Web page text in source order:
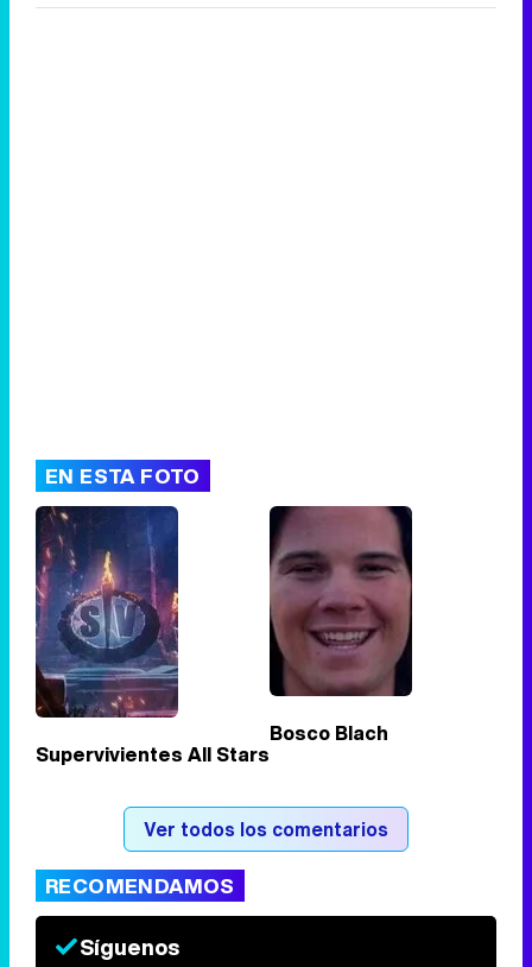
EN ESTA FOTO
Supervivientes All Stars
Bosco Blach
Ver todos los comentarios
RECOMENDAMOS
Síguenos